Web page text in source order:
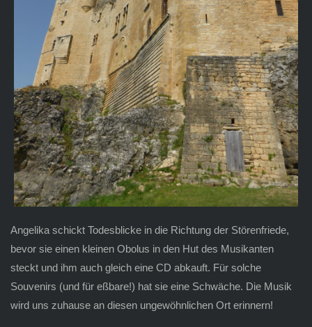
Angelika schickt Todesblicke in die Richtung der Störenfriede,
bevor sie einen kleinen Obolus in den Hut des Musikanten
steckt und ihm auch gleich eine CD abkauft. Für solche
Souvenirs (und für eßbare!) hat sie eine Schwäche. Die Musik
wird uns zuhause an diesen ungewöhnlichen Ort erinnern!